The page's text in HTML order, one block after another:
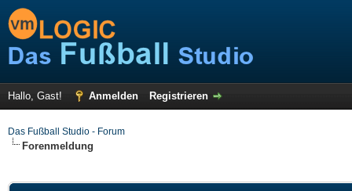
Hallo, Gast! Anmelden Registrieren
Das Fußball Studio - Forum
Forenmeldung